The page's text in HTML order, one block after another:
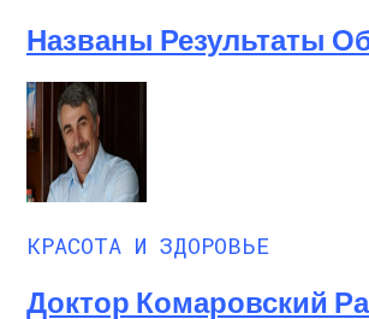
Названы Результаты
КРАСОТА И ЗДОРОВЬЕ
Доктор Комаровский